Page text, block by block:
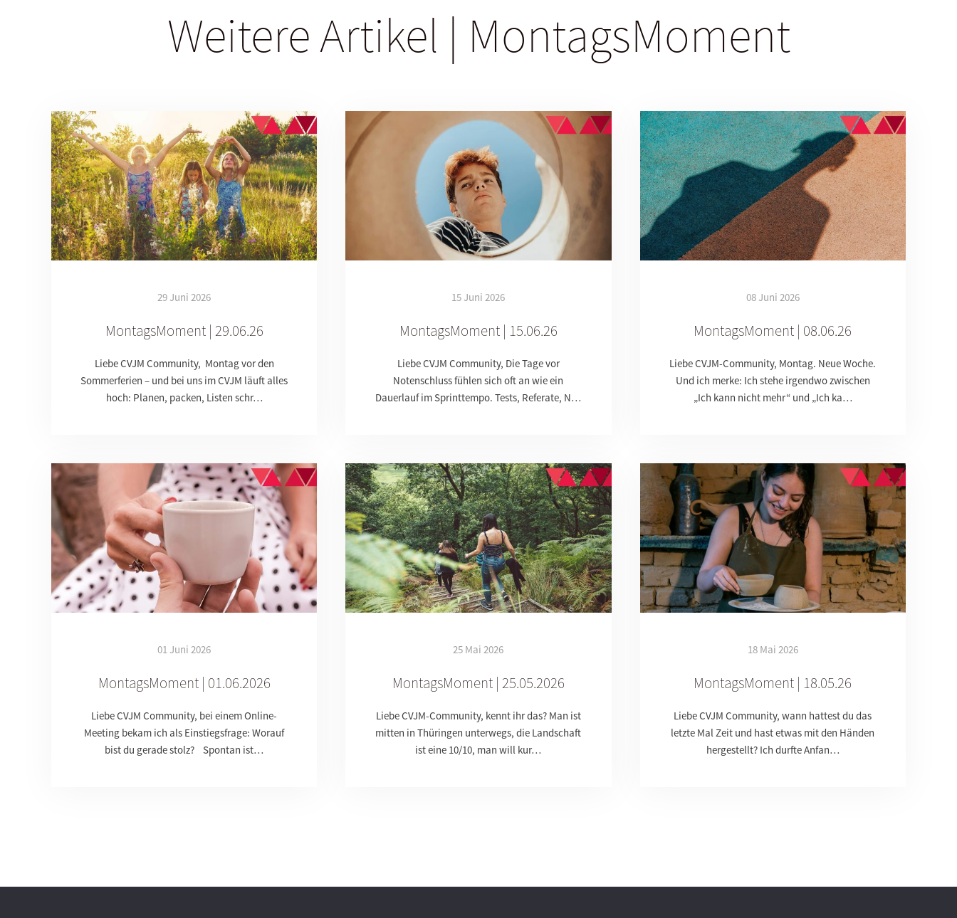
Weitere Artikel | MontagsMoment
29 Juni 2026
MontagsMoment | 29.06.26
Liebe CVJM Community, Montag vor den
Sommerferien – und bei uns im CVJM läuft alles
hoch: Planen, packen, Listen schr…
15 Juni 2026
MontagsMoment | 15.06.26
Liebe CVJM Community, Die Tage vor
Notenschluss fühlen sich oft an wie ein
Dauerlauf im Sprinttempo. Tests, Referate, N…
08 Juni 2026
MontagsMoment | 08.06.26
Liebe CVJM-Community, Montag. Neue Woche.
Und ich merke: Ich stehe irgendwo zwischen
„Ich kann nicht mehr“ und „Ich ka…
01 Juni 2026
MontagsMoment | 01.06.2026
Liebe CVJM Community, bei einem Online-
Meeting bekam ich als Einstiegsfrage: Worauf
bist du gerade stolz? Spontan ist…
25 Mai 2026
MontagsMoment | 25.05.2026
Liebe CVJM-Community, kennt ihr das? Man ist
mitten in Thüringen unterwegs, die Landschaft
ist eine 10/10, man will kur…
18 Mai 2026
MontagsMoment | 18.05.26
Liebe CVJM Community, wann hattest du das
letzte Mal Zeit und hast etwas mit den Händen
hergestellt? Ich durfte Anfan…